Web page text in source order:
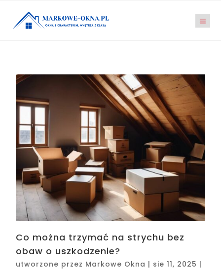
Co można trzymać na strychu bez
obaw o uszkodzenie?
utworzone przez Markowe Okna | sie 11, 2025 |